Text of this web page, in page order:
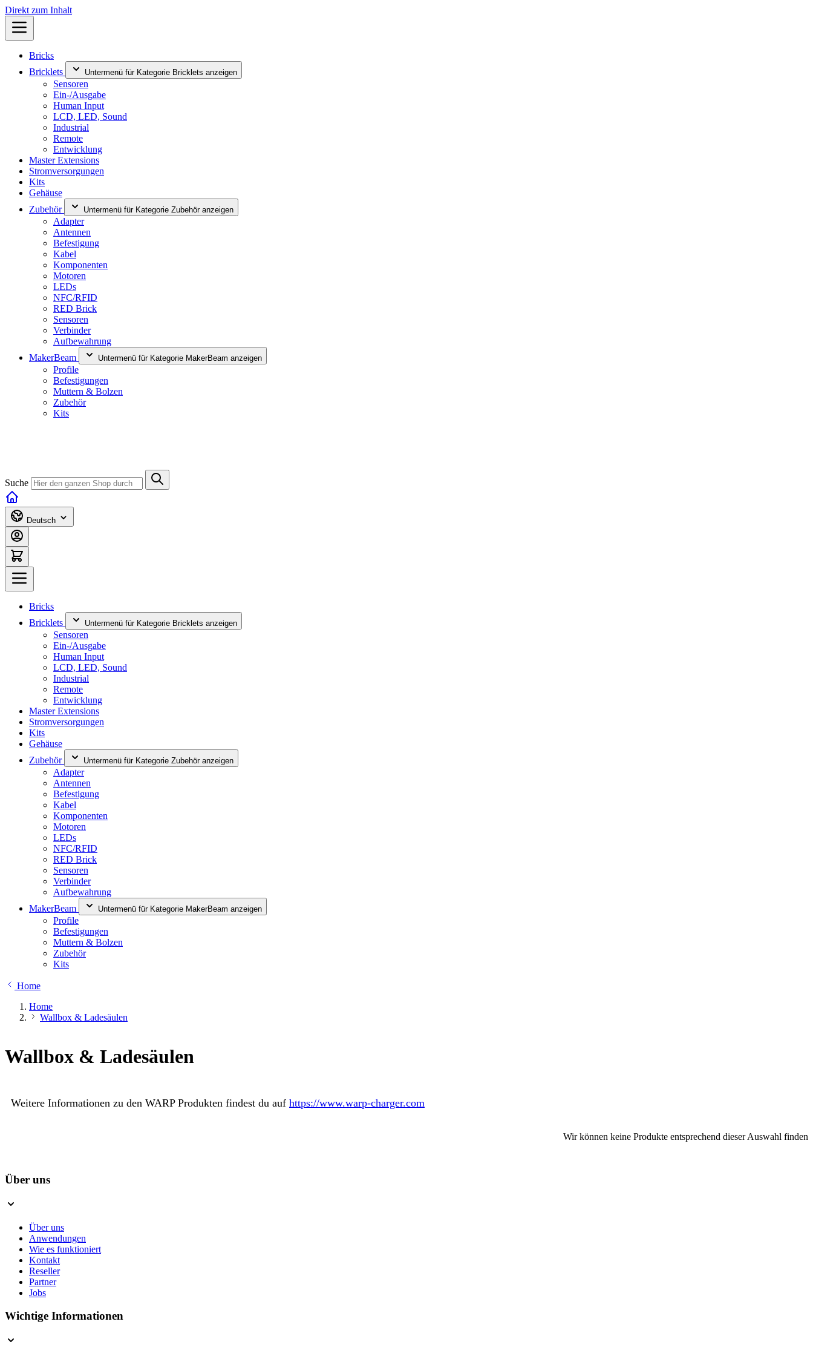
Direkt zum Inhalt
Bricks
Bricklets
Untermenü für Kategorie Bricklets anzeigen
Sensoren
Ein-/Ausgabe
Human Input
LCD, LED, Sound
Industrial
Remote
Entwicklung
Master Extensions
Stromversorgungen
Kits
Gehäuse
Zubehör
Untermenü für Kategorie Zubehör anzeigen
Adapter
Antennen
Befestigung
Kabel
Komponenten
Motoren
LEDs
NFC/RFID
RED Brick
Sensoren
Verbinder
Aufbewahrung
MakerBeam
Untermenü für Kategorie MakerBeam anzeigen
Profile
Befestigungen
Muttern & Bolzen
Zubehör
Kits
Suche
Deutsch
Bricks
Bricklets
Untermenü für Kategorie Bricklets anzeigen
Sensoren
Ein-/Ausgabe
Human Input
LCD, LED, Sound
Industrial
Remote
Entwicklung
Master Extensions
Stromversorgungen
Kits
Gehäuse
Zubehör
Untermenü für Kategorie Zubehör anzeigen
Adapter
Antennen
Befestigung
Kabel
Komponenten
Motoren
LEDs
NFC/RFID
RED Brick
Sensoren
Verbinder
Aufbewahrung
MakerBeam
Untermenü für Kategorie MakerBeam anzeigen
Profile
Befestigungen
Muttern & Bolzen
Zubehör
Kits
Home
Home
Wallbox & Ladesäulen
Wallbox & Ladesäulen
Weitere Informationen zu den WARP Produkten findest du auf https://www.warp-charger.com
Wir können keine Produkte entsprechend dieser Auswahl finden
Über uns
Über uns
Anwendungen
Wie es funktioniert
Kontakt
Reseller
Partner
Jobs
Wichtige Informationen